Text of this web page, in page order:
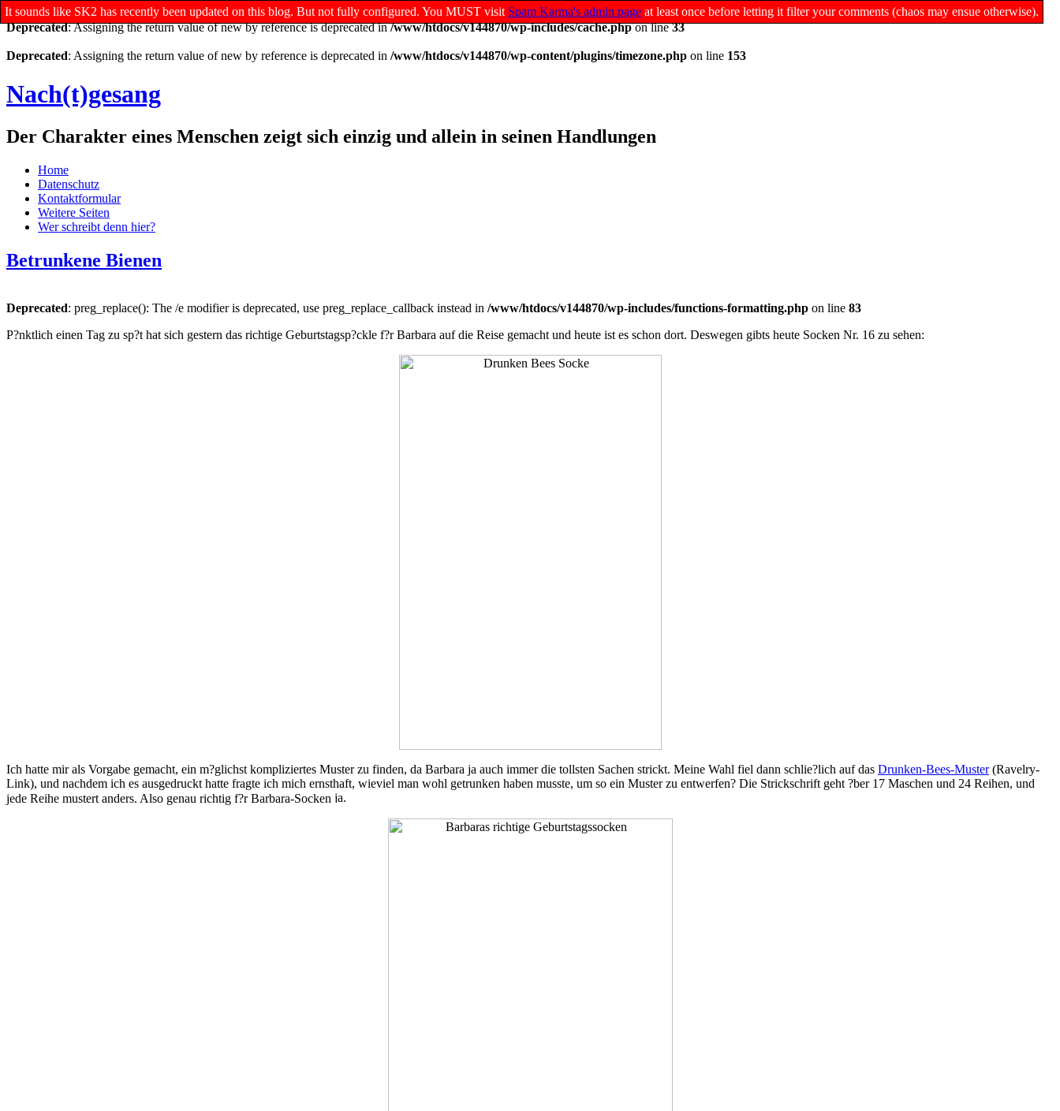
Deprecated: Assigning the return value of new by reference is deprecated in/www/htdocs/v144870/wp-includes/cache.phpon line33
Deprecated: Assigning the return value of new by reference is deprecated in /www/htdocs/v144870/wp-content/plugins/timezone.php on line 153
Nach(t)gesang
Der Charakter eines Menschen zeigt sich einzig und allein in seinen Handlungen
Home
Datenschutz
Kontaktformular
Weitere Seiten
Wer schreibt denn hier?
Betrunkene Bienen
Deprecated: preg_replace(): The /e modifier is deprecated, use preg_replace_callback instead in /www/htdocs/v144870/wp-includes/functions-formatting.php on line 83
P?nktlich einen Tag zu sp?t hat sich gestern das richtige Geburtstagsp?ckle f?r Barbara auf die Reise gemacht und heute ist es schon dort. Deswegen gibts heute Socken Nr. 16 zu sehen:
Ich hatte mir als Vorgabe gemacht, ein m?glichst kompliziertes Muster zu finden, da Barbara ja auch immer die tollsten Sachen strickt. Meine Wahl fiel dann schlie?lich auf das Drunken-Bees-Muster(Ravelry-
Link), und nachdem ich es ausgedruckt hatte fragte ich mich ernsthaft, wieviel man wohl getrunken haben musste, um so ein Muster zu entwerfen? Die Strickschrift geht ?ber 17 Maschen und 24 Reihen, und
jede Reihe mustert anders. Also genau richtig f?r Barbara-Socken
It sounds like SK2 has recently been updated on this blog. But not fully configured. You MUST visit Spam Karma's admin page at least once before letting it filter your comments (chaos may ensue otherwise).